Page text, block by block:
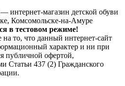
интернет-магазин детской обуви
Комсомольске-на-Амуре
в тестовом режиме!
то, что данный интернет-сайт
характер и ни при
публичной офертой,
Статьи 437 (2) Гражданского